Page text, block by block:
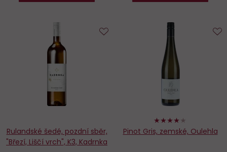
Rulandské šedé, pozdní sběr,
"Březí, Liščí vrch", K3, Kadrnka
80%
Pinot Gris, zemské, Oulehla